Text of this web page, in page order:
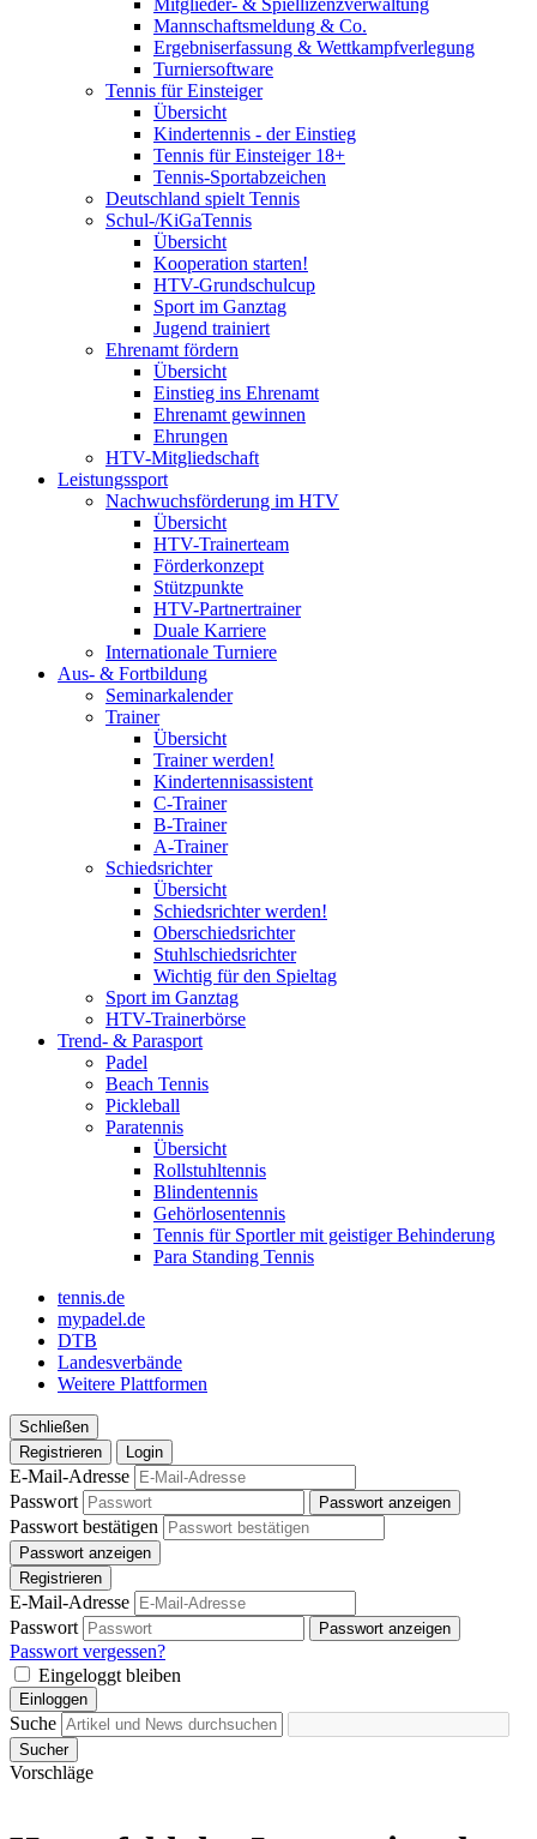
Mitglieder- & Spiellizenzverwaltung
Mannschaftsmeldung & Co.
Ergebniserfassung & Wettkampfverlegung
Turniersoftware
Tennis für Einsteiger
Übersicht
Kindertennis - der Einstieg
Tennis für Einsteiger 18+
Tennis-Sportabzeichen
Deutschland spielt Tennis
Schul-/KiGaTennis
Übersicht
Kooperation starten!
HTV-Grundschulcup
Sport im Ganztag
Jugend trainiert
Ehrenamt fördern
Übersicht
Einstieg ins Ehrenamt
Ehrenamt gewinnen
Ehrungen
HTV-Mitgliedschaft
Leistungssport
Nachwuchsförderung im HTV
Übersicht
HTV-Trainerteam
Förderkonzept
Stützpunkte
HTV-Partnertrainer
Duale Karriere
Internationale Turniere
Aus- & Fortbildung
Seminarkalender
Trainer
Übersicht
Trainer werden!
Kindertennisassistent
C-Trainer
B-Trainer
A-Trainer
Schiedsrichter
Übersicht
Schiedsrichter werden!
Oberschiedsrichter
Stuhlschiedsrichter
Wichtig für den Spieltag
Sport im Ganztag
HTV-Trainerbörse
Trend- & Parasport
Padel
Beach Tennis
Pickleball
Paratennis
Übersicht
Rollstuhltennis
Blindentennis
Gehörlosentennis
Tennis für Sportler mit geistiger Behinderung
Para Standing Tennis
tennis.de
mypadel.de
DTB
Landesverbände
Weitere Plattformen
Schließen
Registrieren
Login
E-Mail-Adresse
Passwort
Passwort anzeigen
Passwort bestätigen
Passwort anzeigen
Registrieren
E-Mail-Adresse
Passwort
Passwort anzeigen
Passwort vergessen?
Eingeloggt bleiben
Einloggen
Suche
Sucher
Vorschläge